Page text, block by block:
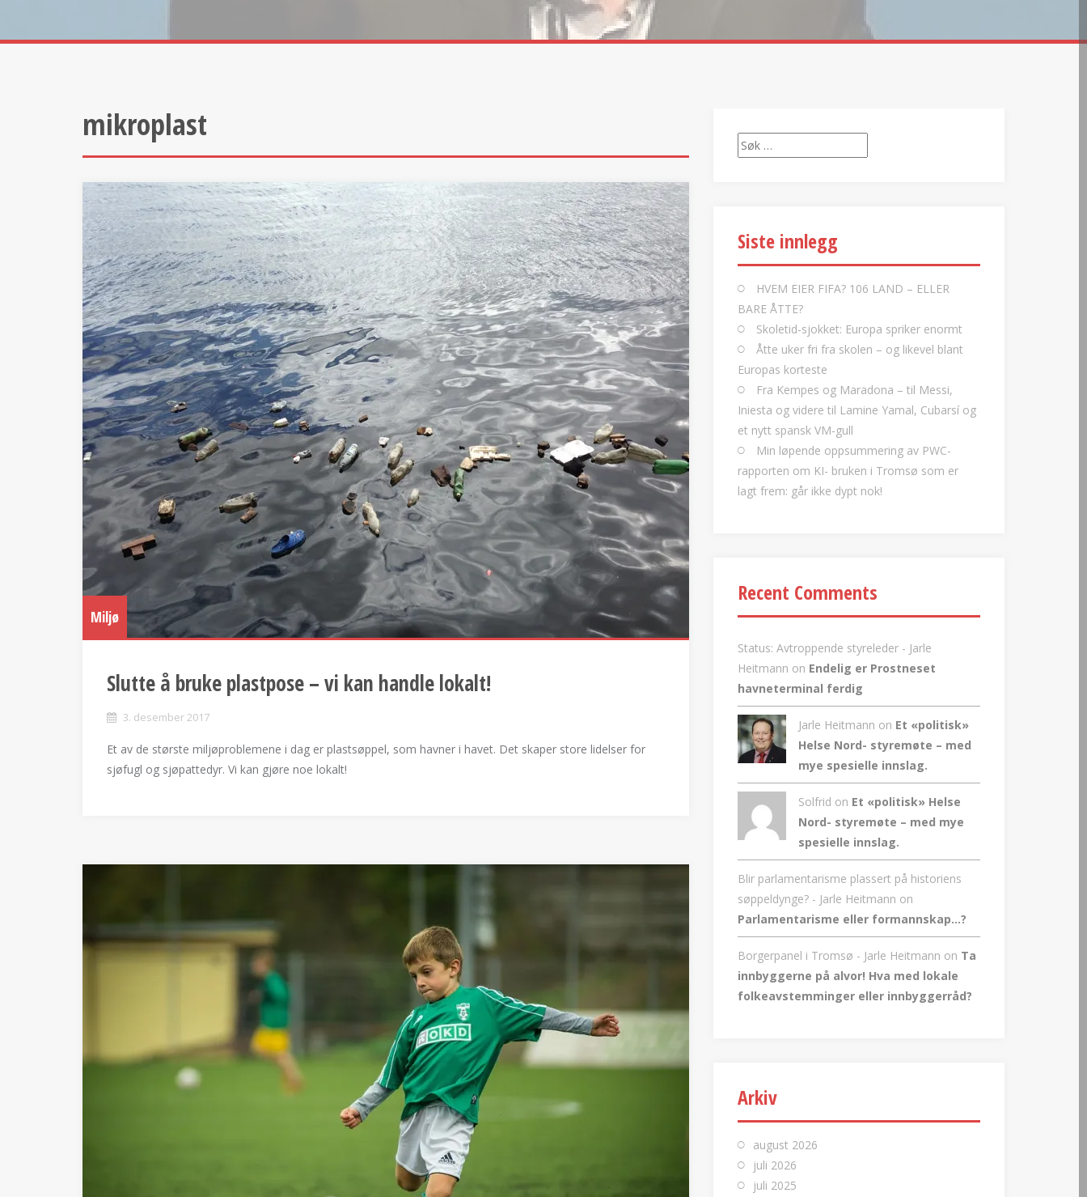
mikroplast
Miljø
Slutte å bruke plastpose – vi kan handle lokalt!
3. desember 2017
Et av de største miljøproblemene i dag er plastsøppel, som havner i havet. Det skaper store lidelser for
sjøfugl og sjøpattedyr. Vi kan gjøre noe lokalt!
Søk
etter:
Siste innlegg
HVEM EIER FIFA? 106 LAND – ELLER
BARE ÅTTE?
Skoletid-sjokket: Europa spriker enormt
Åtte uker fri fra skolen – og likevel blant
Europas korteste
Fra Kempes og Maradona – til Messi,
Iniesta og videre til Lamine Yamal, Cubarsí og
et nytt spansk VM-gull
Min løpende oppsummering av PWC-
rapporten om KI- bruken i Tromsø som er
lagt frem: går ikke dypt nok!
Recent Comments
Status: Avtroppende styreleder - Jarle
Heitmann on Endelig er Prostneset
havneterminal ferdig
Jarle Heitmann on Et «politisk»
Helse Nord- styremøte – med
mye spesielle innslag.
Solfrid on Et «politisk» Helse
Nord- styremøte – med mye
spesielle innslag.
Blir parlamentarisme plassert på historiens
søppeldynge? - Jarle Heitmann on
Parlamentarisme eller formannskap…?
Borgerpanel i Tromsø - Jarle Heitmann on Ta
innbyggerne på alvor! Hva med lokale
folkeavstemminger eller innbyggerråd?
Arkiv
august 2026
juli 2026
juli 2025